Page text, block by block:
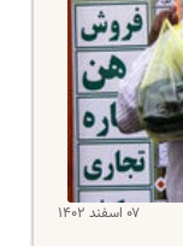
۰۷ اسفند ۱۴۰۲